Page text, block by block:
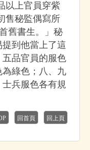
以上官員穿紫
售秘監偶寫所
舊書生。」秘
到他當上了這
品官員的服色
綠色；八、九
兵服色各有規
回首頁 回上頁